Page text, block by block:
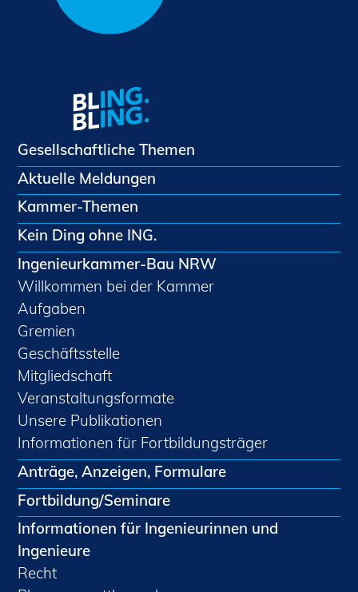
Gesellschaftliche Themen
Aktuelle Meldungen
Kammer-Themen
Kein Ding ohne ING.
Ingenieurkammer-Bau NRW
Willkommen bei der Kammer
Aufgaben
Gremien
Geschäftsstelle
Mitgliedschaft
Veranstaltungsformate
Unsere Publikationen
Informationen für Fortbildungsträger
Anträge, Anzeigen, Formulare
Fortbildung/Seminare
Informationen für Ingenieurinnen und
Ingenieure
Recht